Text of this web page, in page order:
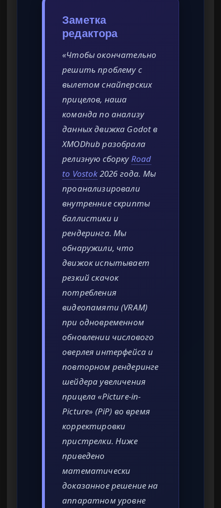
Заметка
редактора
«Чтобы окончательно
решить проблему с
вылетом снайперских
прицелов, наша
команда по анализу
данных движка Godot в
XMODhub разобрала
релизную сборкуRoad
to Vostok2026 года. Мы
проанализировали
внутренние скрипты
баллистики и
рендеринга. Мы
обнаружили, что
движок испытывает
резкий скачок
потребления
видеопамяти (VRAM)
при одновременном
обновлении числового
оверлея интерфейса и
повторном рендеринге
шейдера увеличения
прицела «Picture-in-
Picture» (PiP) во время
корректировки
пристрелки. Ниже
приведено
математически
доказанное решение на
аппаратном уровне